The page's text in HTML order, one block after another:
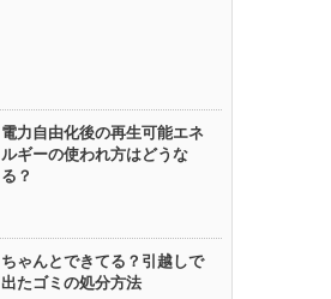
電力自由化後の再生可能エネ
ルギーの使われ方はどうな
る？
ちゃんとできてる？引越しで
出たゴミの処分方法